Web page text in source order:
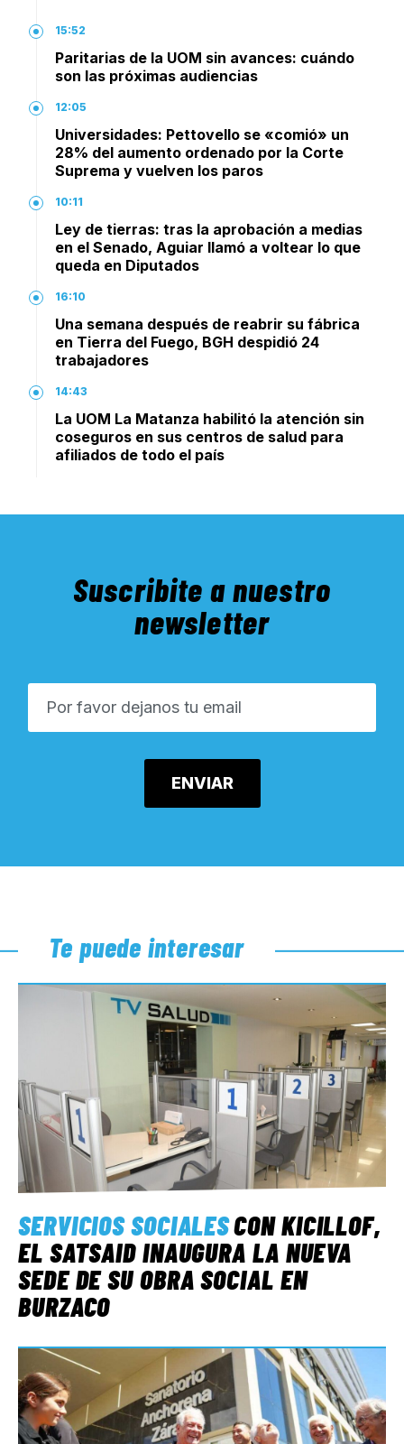
15:52
Paritarias de la UOM sin avances: cuándo
son las próximas audiencias
12:05
Universidades: Pettovello se «comió» un
28% del aumento ordenado por la Corte
Suprema y vuelven los paros
10:11
Ley de tierras: tras la aprobación a medias
en el Senado, Aguiar llamó a voltear lo que
queda en Diputados
16:10
Una semana después de reabrir su fábrica
en Tierra del Fuego, BGH despidió 24
trabajadores
14:43
La UOM La Matanza habilitó la atención sin
coseguros en sus centros de salud para
afiliados de todo el país
Suscribite a nuestro
newsletter
Te puede interesar
SERVICIOS SOCIALESCON KICILLOF,
EL SATSAID INAUGURA LA NUEVA
SEDE DE SU OBRA SOCIAL EN
BURZACO